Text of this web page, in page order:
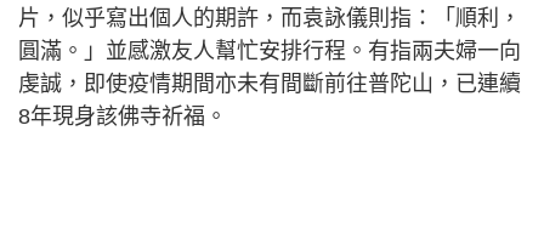
片，似乎寫出個人的期許，而袁詠儀則指：「順利，
圓滿。」並感激友人幫忙安排行程。有指兩夫婦一向
虔誠，即使疫情期間亦未有間斷前往普陀山，已連續
8年現身該佛寺祈福。